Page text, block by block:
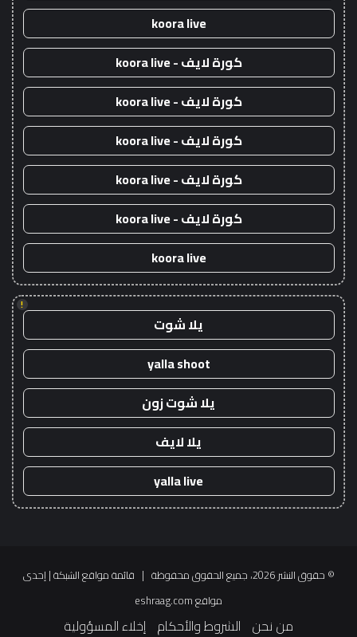
koora live
كورة لايف - koora live
كورة لايف - koora live
كورة لايف - koora live
كورة لايف - koora live
كورة لايف - koora live
koora live
!
يلا شوت
yalla shoot
يلا شوت زون
يلا لايف
yalla live
© حقوق النشر 2026، جميع الحقوق محفوظة | قائمة مواقع الشبكة| إحدى
مواقعeshraag.com
من نحن الشروط والأحكام إخلاء المسؤولية